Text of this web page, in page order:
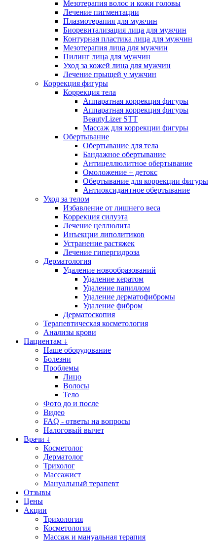
Мезотерапия волос и кожи головы
Лечение пигментации
Плазмотерапия для мужчин
Биоревитализация лица для мужчин
Контурная пластика лица для мужчин
Мезотерапия лица для мужчин
Пилинг лица для мужчин
Уход за кожей лица для мужчин
Лечение прыщей у мужчин
Коррекция фигуры
Коррекция тела
Аппаратная коррекция фигуры
Аппаратная коррекция фигуры
BeautyLizer STT
Массаж для коррекции фигуры
Обертывание
Обертывание для тела
Бандажное обертывание
Антицеллюлитное обертывание
Омоложение + детокс
Обертывание для коррекции фигуры
Антиоксидантное обертывание
Уход за телом
Избавление от лишнего веса
Коррекция силуэта
Лечение целлюлита
Инъекции липолитиков
Устранение растяжек
Лечение гипергидроза
Дерматология
Удаление новообразований
Удаление кератом
Удаление папиллом
Удаление дерматофибромы
Удаление фибром
Дерматоскопия
Терапевтическая косметология
Анализы крови
Пациентам ↓
Наше оборудование
Болезни
Проблемы
Лицо
Волосы
Тело
Фото до и после
Видео
FAQ - ответы на вопросы
Налоговый вычет
Врачи ↓
Косметолог
Дерматолог
Трихолог
Массажист
Мануальный терапевт
Отзывы
Цены
Акции
Трихология
Косметология
Массаж и мануальная терапия